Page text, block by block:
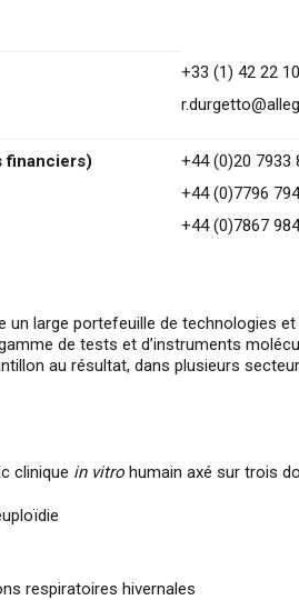
+33 (1) 42 22
financiers)
+44 (0)20 7933
+44 (0)7796
+44 (0)7867
large portefeuille de technologies
de tests et d’instruments
au résultat, dans plusieurs
clinique in vitro humain axé sur trois
respiratoires hivernales